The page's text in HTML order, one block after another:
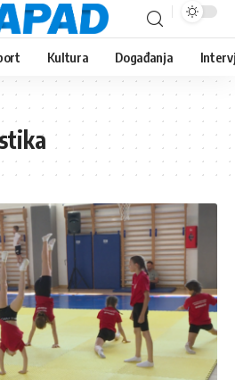
Kultura Događanja